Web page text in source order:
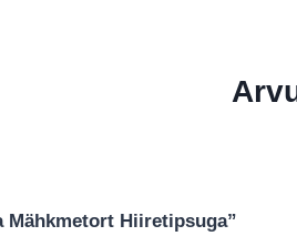
Mähkmetort Hiiretipsuga”